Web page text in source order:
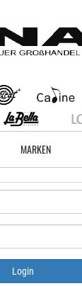
MARKEN